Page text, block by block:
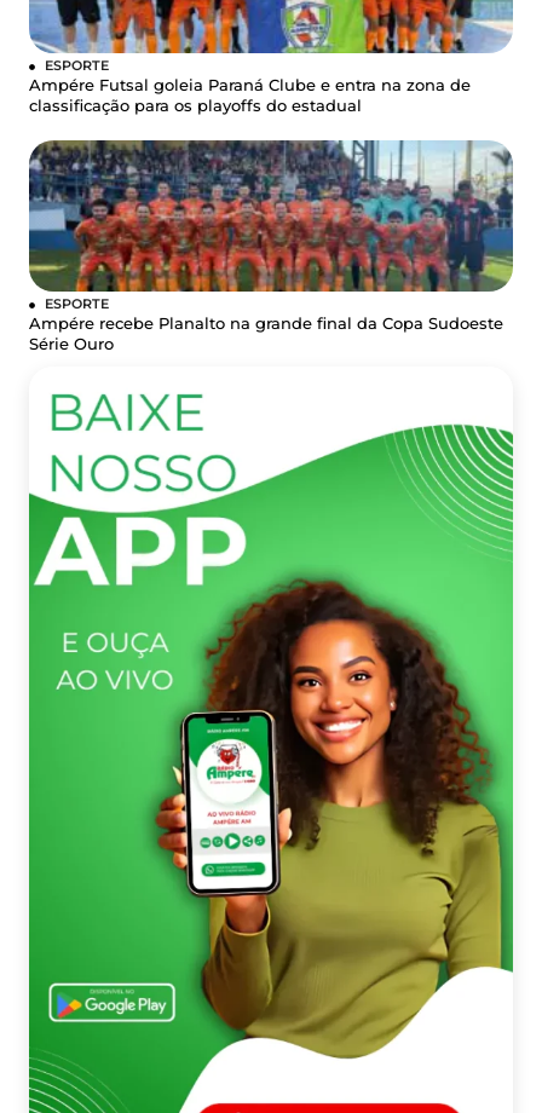
ESPORTE
Ampére Futsal goleia Paraná Clube e entra na zona de
classificação para os playoffs do estadual
ESPORTE
Ampére recebe Planalto na grande final da Copa Sudoeste
Série Ouro